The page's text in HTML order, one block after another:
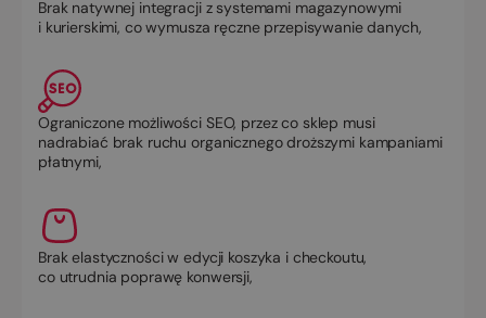
Brak natywnej integracji z systemami magazynowymi
i kurierskimi, co wymusza ręczne przepisywanie danych,
Ograniczone możliwości SEO, przez co sklep musi
nadrabiać brak ruchu organicznego droższymi kampaniami
płatnymi,
Brak elastyczności w edycji koszyka i checkoutu,
co utrudnia poprawę konwersji,